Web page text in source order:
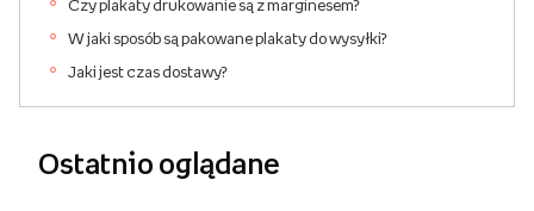
Czy plakaty drukowanie są z marginesem?
W jaki sposób są pakowane plakaty do wysyłki?
Jaki jest czas dostawy?
Ostatnio oglądane